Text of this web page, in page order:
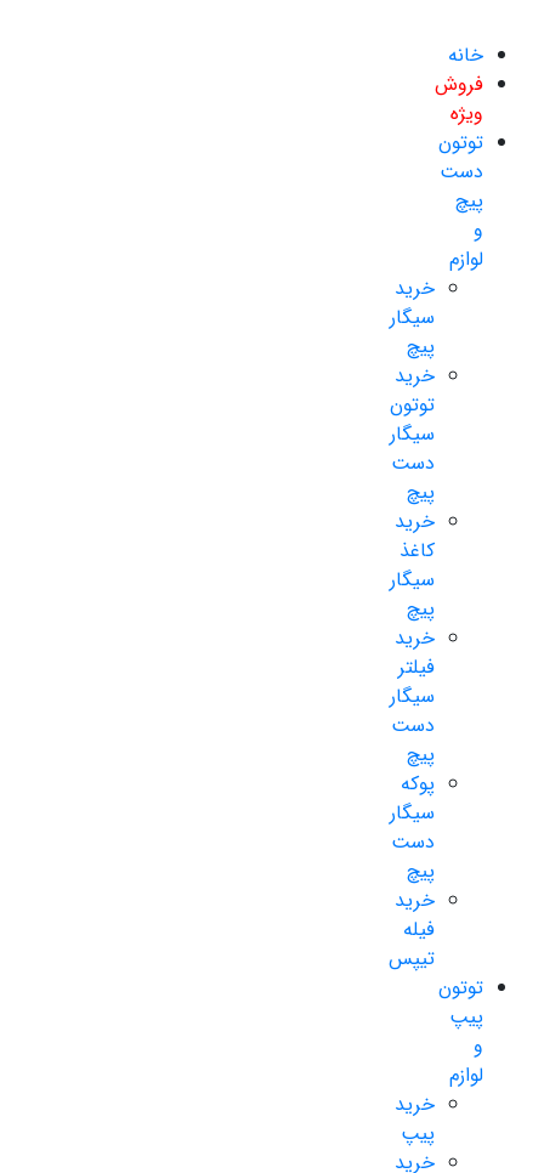
خانه
فروش
ویژه
توتون
دست
پیچ
و
لوازم
خرید
سیگار
پیچ
خرید
توتون
سیگار
دست
پیچ
خرید
کاغذ
سیگار
پیچ
خرید
فیلتر
سیگار
دست
پیچ
پوکه
سیگار
دست
پیچ
خرید
فیله
تیپس
توتون
پیپ
و
لوازم
خرید
پیپ
خرید